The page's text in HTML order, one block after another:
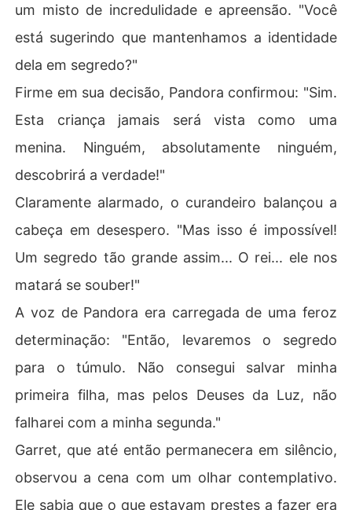
um misto de incredulidade e apreensão. "Você
está sugerindo que mantenhamos a identidade
dela em segredo?"
Firme em sua decisão, Pandora confirmou: "Sim.
Esta criança jamais será vista como uma
menina. Ninguém, absolutamente ninguém,
descobrirá a verdade!"
Claramente alarmado, o curandeiro balançou a
cabeça em desespero. "Mas isso é impossível!
Um segredo tão grande assim... O rei... ele nos
matará se souber!"
A voz de Pandora era carregada de uma feroz
determinação: "Então, levaremos o segredo
para o túmulo. Não consegui salvar minha
primeira filha, mas pelos Deuses da Luz, não
falharei com a minha segunda."
Garret, que até então permanecera em silêncio,
observou a cena com um olhar contemplativo.
Ele sabia que o que estavam prestes a fazer era